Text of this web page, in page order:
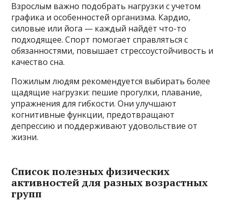
Взрослым важно подобрать нагрузки с учетом
графика и особенностей организма. Кардио,
силовые или йога — каждый найдёт что-то
подходящее. Спорт помогает справляться с
обязанностями, повышает стрессоустойчивость и
качество сна.
Пожилым людям рекомендуется выбирать более
щадящие нагрузки: пешие прогулки, плавание,
упражнения для гибкости. Они улучшают
когнитивные функции, предотвращают
депрессию и поддерживают удовольствие от
жизни.
Список полезных физических
активностей для разных возрастных
групп